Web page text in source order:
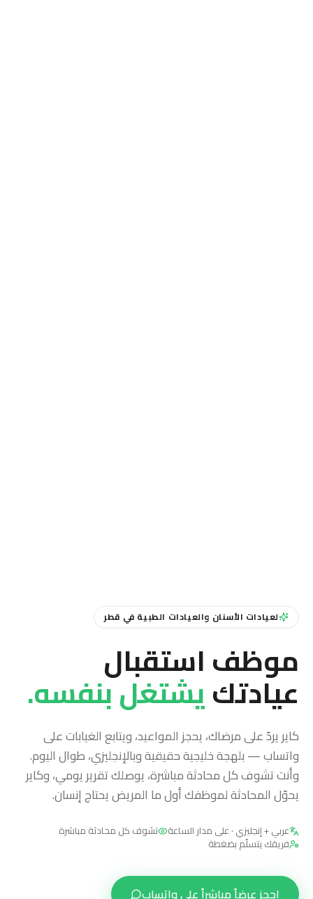
لعيادات الأسنان والعيادات الطبية في قطر
موظف استقبال
عيادتكيشتغل بنفسه.
كاير يردّ على مرضاك، يحجز المواعيد، ويتابع الغيابات على
واتساب — بلهجة خليجية حقيقية وبالإنجليزي، طوال اليوم.
وأنت تشوف كل محادثة مباشرة، يوصلك تقرير يومي، وكاير
يحوّل المحادثة لموظفك أول ما المريض يحتاج إنسان.
عربي + إنجليزي · على مدار الساعة تشوف كل محادثة مباشرة
فريقك يتسلّم بضغطة
احجز عرضاً مباشراً على واتساب